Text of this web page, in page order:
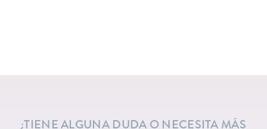
¿TIENE ALGUNA DUDA O NECESITA MÁS